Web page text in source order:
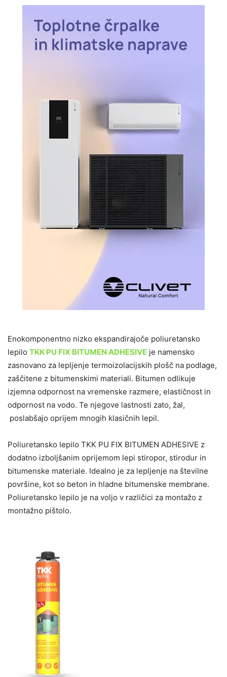
Enokomponentno nizko ekspandirajoče poliuretansko
lepilo TKK PU FIX BITUMEN ADHESIVE je namensko
zasnovano za lepljenje termoizolacijskih plošč na podlage,
zaščitene z bitumenskimi materiali. Bitumen odlikuje
izjemna odpornost na vremenske razmere, elastičnost in
odpornost na vodo. Te njegove lastnosti zato, žal,
poslabšajo oprijem mnogih klasičnih lepil.
Poliuretansko lepilo TKK PU FIX BITUMEN ADHESIVE z
dodatno izboljšanim oprijemom lepi stiropor, stirodur in
bitumenske materiale. Idealno je za lepljenje na številne
površine, kot so beton in hladne bitumenske membrane.
Poliuretansko lepilo je na voljo v različici za montažo z
montažno pištolo.